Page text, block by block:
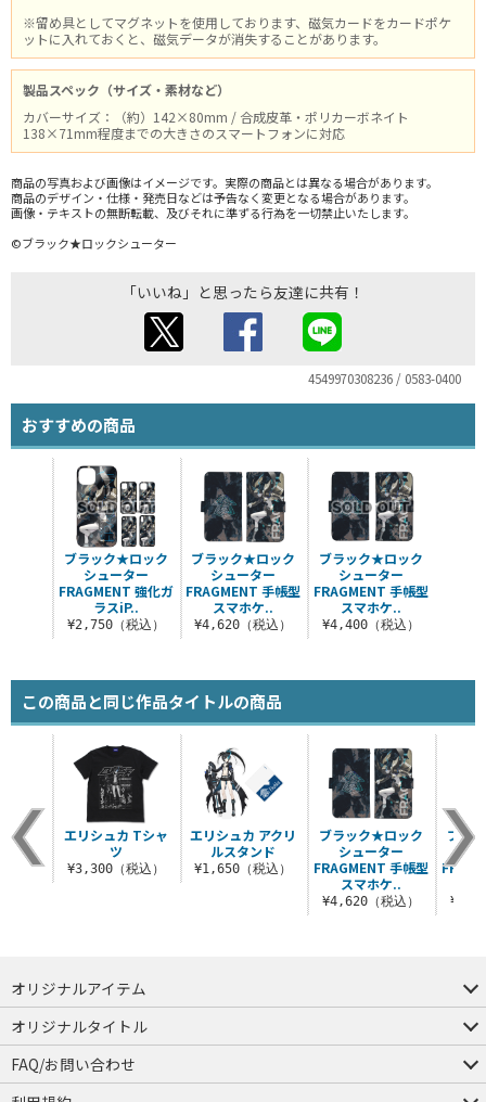
※留め具としてマグネットを使用しております、磁気カードをカードポケ
ットに入れておくと、磁気データが消失することがあります。
製品スペック（サイズ・素材など）
カバーサイズ：（約）142×80mm / 合成皮革・ポリカーボネイト
138×71mm程度までの大きさのスマートフォンに対応
商品の写真および画像はイメージです。実際の商品とは異なる場合があります。
商品のデザイン・仕様・発売日などは予告なく変更となる場合があります。
画像・テキストの無断転載、及びそれに準ずる行為を一切禁止いたします。
©ブラック★ロックシューター
「いいね」と思ったら友達に共有！
4549970308236 / 0583-0400
おすすめの商品
ブラック★ロック
シューター
FRAGMENT 手帳型
スマホケ..
¥4,620（税込）
ブラック★ロック
シューター
FRAGMENT 手帳型
スマホケ..
¥4,400（税込）
ブラック★ロック
シューター
FRAGMENT 強化ガ
ラスiP..
¥2,750（税込）
この商品と同じ作品タイトルの商品
エリシュカ アクリ
ルスタンド
¥1,650（税込）
ブラック★ロック
シューター
FRAGMENT 手帳型
スマホケ..
¥4,620（税込）
ブラ
シ
エリシュカ Tシャ
ツ
¥3,300（税込）
オリジナルアイテム
つままれ
つかまれ
ピョコッテ
オリジナルタイトル
アイテムヤ
ミスカトニック大學購買部
FAQ/お問い合わせ
FAQ
お問い合わせ